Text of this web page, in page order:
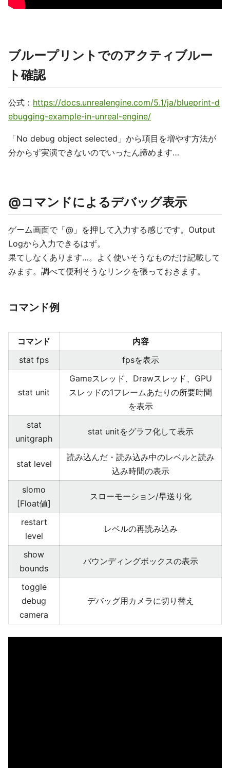
ブループリントでのアクティブルー
ト確認
公式： https://docs.unrealengine.com/5.1/ja/blueprint-d
ebugging-example-in-unreal-engine/
「No debug object selected」から項目を増やす方法が
分からず実演できないのでいったん諦めます…
@コマンドによるデバッグ表示
ゲーム画面で「@」を押して入力する感じです。Output
Logから入力できるはず。
果てしなくあります…。よく使いそうなものだけ記載して
みます。調べて便利そうなリンクを張っておきます。
コマンド例
コマンド
内容
stat fps
fpsを表示
stat unit
Gameスレッド、Drawスレッド、GPU
スレッドの1フレームあたりの所要時間
を表示
stat
unitgraph
stat unitをグラフ化して表示
stat level
読み込んだ・読み込み中のレベルと読み
込み時間の表示
slomo
[Float値]
スローモーション/早送り化
restart
level
レベルの再読み込み
show
bounds
バウンディングボックスの表示
toggle
debug
camera
デバッグ用カメラに切り替え